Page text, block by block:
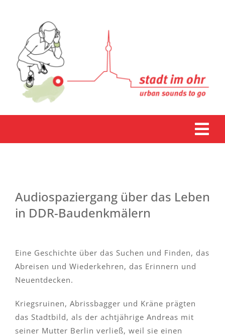
springen
Gutscheine
Blog
Audiospaziergang über das Leben
in DDR-Baudenkmälern
Eine Geschichte über das Suchen und Finden, das
Abreisen und Wiederkehren, das Erinnern und
Neuentdecken.
Kriegsruinen, Abrissbagger und Kräne prägten
das Stadtbild, als der achtjährige Andreas mit
seiner Mutter Berlin verließ, weil sie einen